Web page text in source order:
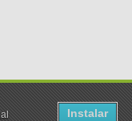
Instalar